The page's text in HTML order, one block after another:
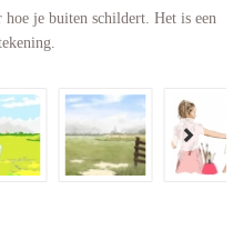
je buiten schildert. Het is een